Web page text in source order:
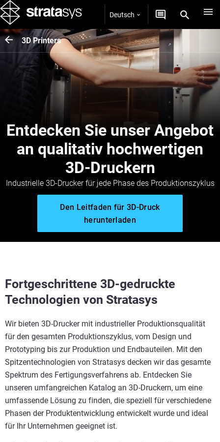
Deutsch
3D Printers
Entdecken Sie unser Angebot
an qualitativ hochwertigen
3D-Druckern
Industrielle 3D-Drucker für jede Phase des Produktionszyklus
Den Leitfaden für 3D-Druck
herunterladen
Fortgeschrittene 3D-gedruckte
Technologien von Stratasys
Wir bieten 3D-Drucker mit industrieller Produktionsqualität
für den gesamten Produktionszyklus, vom Design und
Prototyping bis zur Produktion und Endbauteilen. Mit den
Spitzentechnologien von Stratasys decken wir das gesamte
Spektrum des Fertigungsverfahrens ab. Entdecken Sie
unseren umfangreichen Katalog an 3D-Druckern, um eine
umfassende Lösung zu finden, die speziell für verschiedene
Phasen der Produktentwicklung entwickelt wurde und ideal
für Ihr Unternehmen geeignet ist.